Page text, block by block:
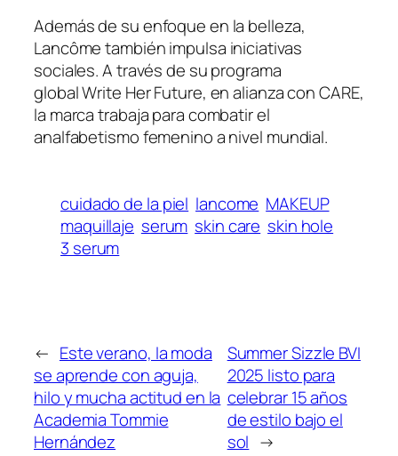
Además de su enfoque en la belleza,
Lancôme también impulsa iniciativas
sociales. A través de su programa
globalWrite Her Future, en alianza con CARE,
la marca trabaja para combatir el
analfabetismo femenino a nivel mundial.
cuidado de la piel lancome MAKEUP
maquillaje serum skin care skin hole
3 serum
← Este verano, la moda
se aprende con aguja,
hilo y mucha actitud en la
Academia Tommie
Hernández
Summer Sizzle BVI
2025 listo para
celebrar 15 años
de estilo bajo el
sol →